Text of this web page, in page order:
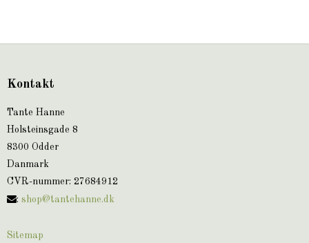
Kontakt
Tante Hanne
Holsteinsgade 8
8300 Odder
Danmark
CVR-nummer: 27684912
: shop@tantehanne.dk
Sitemap